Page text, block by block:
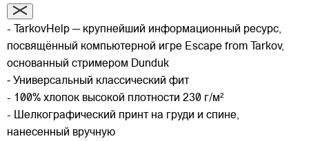
- TarkovHelp — крупнейший информационный ресурс,
посвящённый компьютерной игре Escape from Tarkov,
основанный стримером Dunduk
⁃ Универсальный классический фит
- 100% хлопок высокой плотности 230 г/м²
- Шелкографический принт на груди и спине,
нанесенный вручную